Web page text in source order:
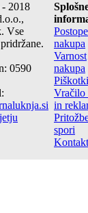
2018
Vse
0590
nakupa
Varnost
nakupa
Piškotki
Vračilo
in
spori